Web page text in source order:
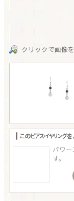
クリックで画像
パワ
す。